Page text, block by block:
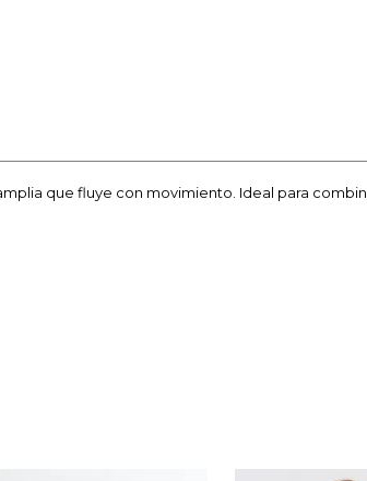
que fluye con movimiento. Ideal para